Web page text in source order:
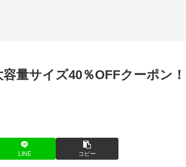
量サイズ40％OFFクーポン！
LINE コピー